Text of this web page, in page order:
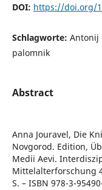
DOI: https://doi.org/
Schlagworte: Antonij
palomnik
Abstract
Anna Jouravel, Die
Novgorod. Edition,
Medii Aevi.
Mittelalterforschung
S. – ISBN 978-3-